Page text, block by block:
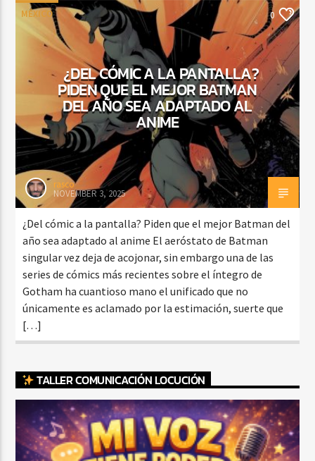
MÉXICO 0
¿DEL CÓMIC A LA PANTALLA?
PIDEN QUE EL MEJOR BATMAN
DEL AÑO SEA ADAPTADO AL
ANIME
rasco
NOVEMBER 3, 2025
¿Del cómic a la pantalla? Piden que el mejor Batman del
año sea adaptado al anime El aeróstato de Batman
singular vez deja de acojonar, sin embargo una de las
series de cómics más recientes sobre el íntegro de
Gotham ha cuantioso mano el unificado que no
únicamente es aclamado por la estimación, suerte que
[…]
TALLER COMUNICACIÓN LOCUCIÓN